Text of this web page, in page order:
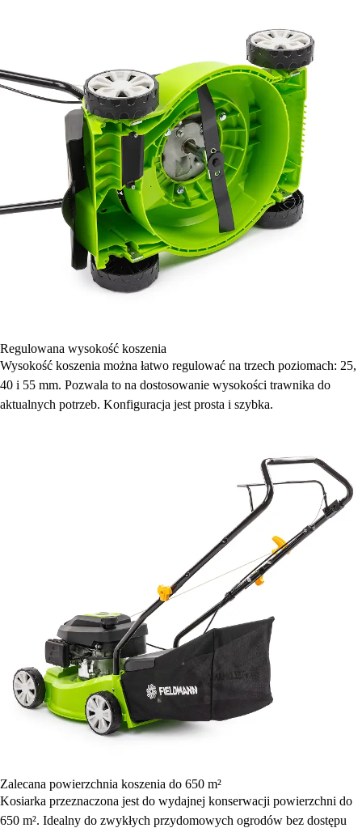
Regulowana wysokość koszenia
Wysokość koszenia można łatwo regulować na trzech poziomach: 25,
40 i 55 mm. Pozwala to na dostosowanie wysokości trawnika do
aktualnych potrzeb. Konfiguracja jest prosta i szybka.
Zalecana powierzchnia koszenia do 650 m²
Kosiarka przeznaczona jest do wydajnej konserwacji powierzchni do
650 m². Idealny do zwykłych przydomowych ogrodów bez dostępu